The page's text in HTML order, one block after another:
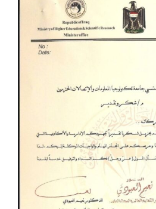
الفعاليات
الخدمات
اتصل بنا